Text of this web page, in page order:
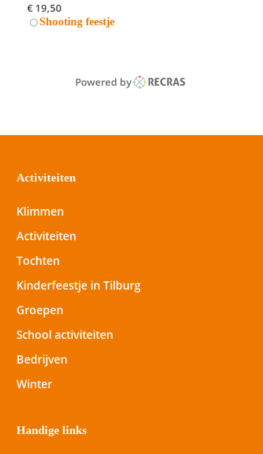
€ 19,50
Shooting feestje
Powered by
Activiteiten
Klimmen
Activiteiten
Tochten
Kinderfeestje in Tilburg
Groepen
School activiteiten
Bedrijven
Winter
Handige links